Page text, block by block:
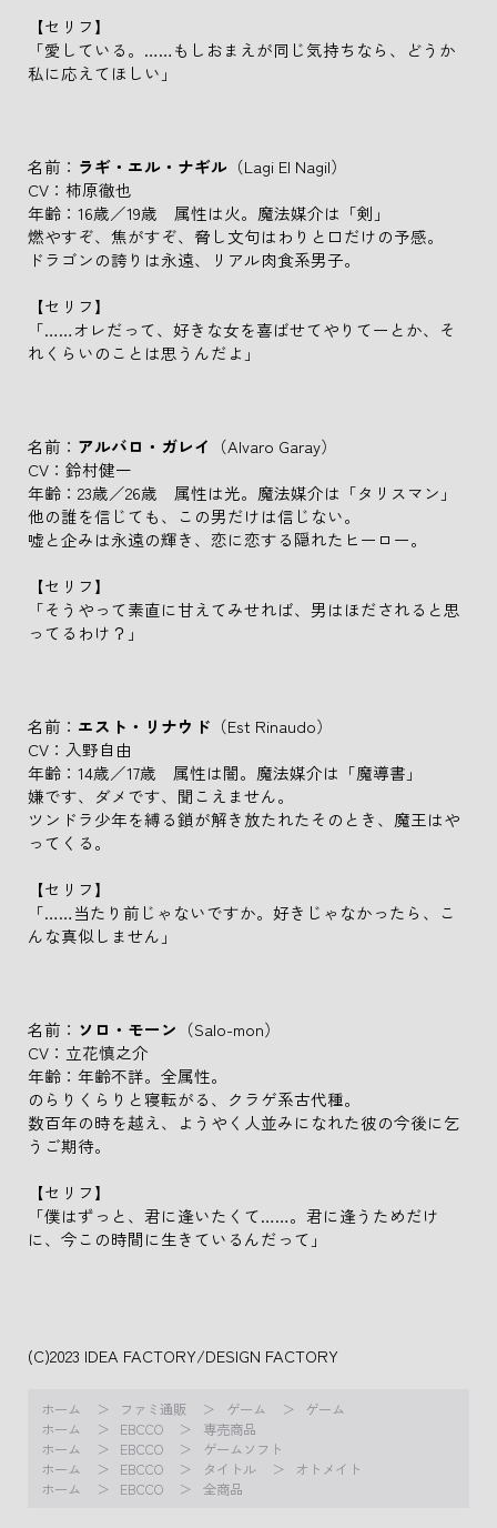
【セリフ】
「愛している。……もしおまえが同じ気持ちなら、どうか
私に応えてほしい」
名前： ラギ・エル・ナギル（Lagi El Nagil）
CV：柿原徹也
年齢：16歳／19歳 属性は火。魔法媒介は「剣」
燃やすぞ、焦がすぞ、脅し文句はわりと口だけの予感。
ドラゴンの誇りは永遠、リアル肉食系男子。
【セリフ】
「……オレだって、好きな女を喜ばせてやりてーとか、そ
れくらいのことは思うんだよ」
名前： アルバロ・ガレイ
（Alvaro Garay）
CV：鈴村健一
年齢：23歳／26歳 属性は光。魔法媒介は「タリスマン」
他の誰を信じても、この男だけは信じない。
嘘と企みは永遠の輝き、恋に恋する隠れたヒーロー。
【セリフ】
「そうやって素直に甘えてみせれば、男はほだされると思
ってるわけ？」
名前： エスト・リナウド （Est Rinaudo）
CV：入野自由
年齢：14歳／17歳 属性は闇。魔法媒介は「魔導書」
嫌です、ダメです、聞こえません。
ツンドラ少年を縛る鎖が解き放たれたそのとき、魔王はや
ってくる。
【セリフ】
「……当たり前じゃないですか。好きじゃなかったら、こ
んな真似しません」
名前： ソロ・モーン （Salo-mon）
CV：立花慎之介
年齢：年齢不詳。全属性。
のらりくらりと寝転がる、クラゲ系古代種。
数百年の時を越え、ようやく人並みになれた彼の今後に乞
うご期待。
【セリフ】
「僕はずっと、君に逢いたくて……。君に逢うためだけ
に、今この時間に生きているんだって」
(C)2023 IDEA FACTORY/DESIGN FACTORY
ホーム ファミ通販 ゲーム
ゲーム
ホーム
EBCCO
専売商品
ホーム
EBCCO
ゲームソフト
ホーム
EBCCO タイトル
オトメイト
ホーム
EBCCO 全商品